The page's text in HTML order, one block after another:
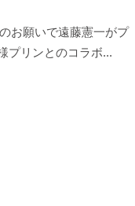
お願いで遠藤憲一がプ
プリンとのコラボ...